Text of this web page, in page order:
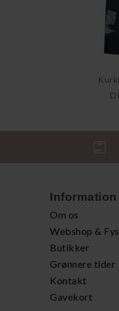
Information
Om os
Webshop &
Butikker
Grønnere tider
Kontakt
Gavekort